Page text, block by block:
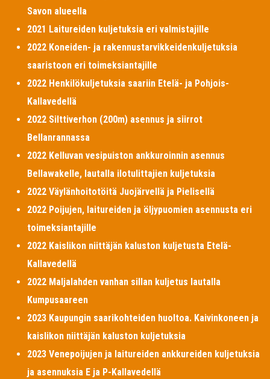
Savon alueella
2021 Laitureiden kuljetuksia eri valmistajille
2022 Koneiden- ja rakennustarvikkeidenkuljetuksia
saaristoon eri toimeksiantajille
2022 Henkilökuljetuksia saariin Etelä- ja Pohjois-
Kallavedellä
2022 Silttiverhon (200m) asennus ja siirrot
Bellanrannassa
2022 Kelluvan vesipuiston ankkuroinnin asennus
Bellawakelle, lautalla ilotulittajien kuljetuksia
2022 Väylänhoitotöitä Juojärvellä ja Pielisellä
2022 Poijujen, laitureiden ja öljypuomien asennusta eri
toimeksiantajille
2022 Kaislikon niittäjän kaluston kuljetusta Etelä-
Kallavedellä
2022 Maljalahden vanhan sillan kuljetus lautalla
Kumpusaareen
2023 Kaupungin saarikohteiden huoltoa. Kaivinkoneen ja
kaislikon niittäjän kaluston kuljetuksia
2023 Venepoijujen ja laitureiden ankkureiden kuljetuksia
ja asennuksia E ja P-Kallavedellä